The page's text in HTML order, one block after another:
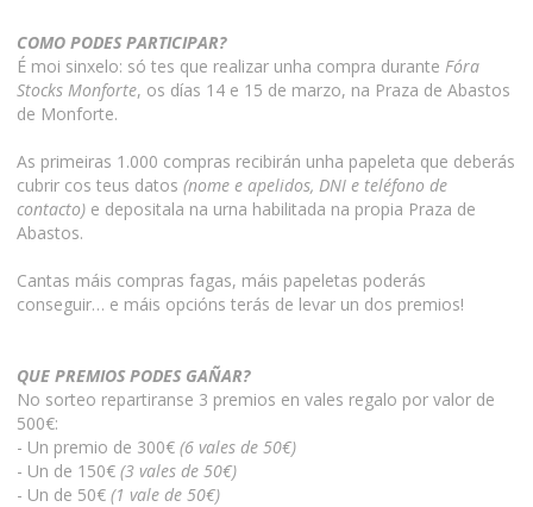
COMO PODES PARTICIPAR?
É moi sinxelo: só tes que realizar unha compra durante Fóra
Stocks Monforte, os días 14 e 15 de marzo, na Praza de Abastos
de Monforte.
As primeiras 1.000 compras recibirán unha papeleta que deberás
cubrir cos teus datos (nome e apelidos, DNI e teléfono de
contacto) e depositala na urna habilitada na propia Praza de
Abastos.
Cantas máis compras fagas, máis papeletas poderás
conseguir… e máis opcións terás de levar un dos premios!
QUE PREMIOS PODES GAÑAR?
No sorteo repartiranse 3 premios en vales regalo por valor de
500€:
- Un premio de 300€ (6 vales de 50€)
- Un de 150€ (3 vales de 50€)
- Un de 50€ (1 vale de 50€)